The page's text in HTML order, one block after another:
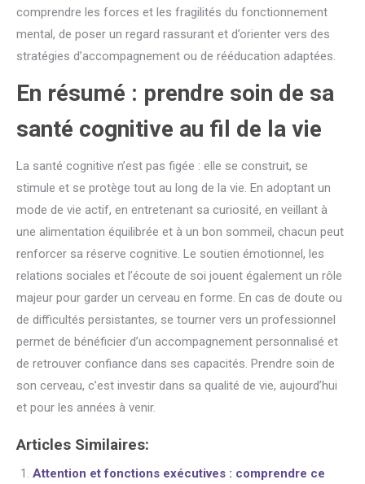
comprendre les forces et les fragilités du fonctionnement
mental, de poser un regard rassurant et d’orienter vers des
stratégies d’accompagnement ou de rééducation adaptées.
En résumé : prendre soin de sa
santé cognitive au fil de la vie
La santé cognitive n’est pas figée : elle se construit, se
stimule et se protège tout au long de la vie. En adoptant un
mode de vie actif, en entretenant sa curiosité, en veillant à
une alimentation équilibrée et à un bon sommeil, chacun peut
renforcer sa réserve cognitive. Le soutien émotionnel, les
relations sociales et l’écoute de soi jouent également un rôle
majeur pour garder un cerveau en forme. En cas de doute ou
de difficultés persistantes, se tourner vers un professionnel
permet de bénéficier d’un accompagnement personnalisé et
de retrouver confiance dans ses capacités. Prendre soin de
son cerveau, c’est investir dans sa qualité de vie, aujourd’hui
et pour les années à venir.
Articles Similaires:
Attention et fonctions exécutives : comprendre ce